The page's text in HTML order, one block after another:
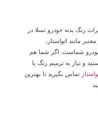
رنگ بدنه خودرو تسلا در
مانند اتواستار،
شماست. اگر شما هم
و نیاز به ترمیم رنگ یا
تماس بگیرید تا بهترین